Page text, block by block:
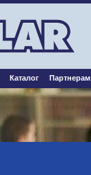
Каталог Партнерам